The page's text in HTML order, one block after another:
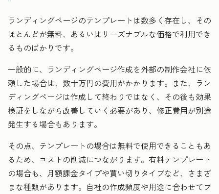
ランディングページのテンプレートは数多く存在し、その
ほとんどが無料、あるいはリーズナブルな価格で利用でき
るものばかりです。
一般的に、ランディングページ作成を外部の制作会社に依
頼した場合は、数十万円の費用がかかります。また、ラン
ディングページは作成して終わりではなく、その後も効果
検証をしながら改善していく必要があり、修正費用が別途
発生する場合もあります。
その点、テンプレートの場合は無料で使用できることもあ
るため、コストの削減につながります。有料テンプレート
の場合も、月額課金タイプや買い切りタイプなど、さまざ
まな種類があります。自社の作成頻度や用途に合わせてプ